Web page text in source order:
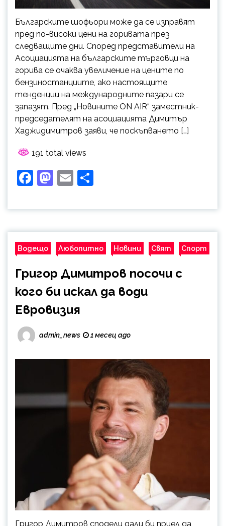
Българските шофьори може да се изправят
пред по-високи цени на горивата през
следващите дни. Според представители на
Асоциацията на българските търговци на
горива се очаква увеличение на цените по
бензиностанциите, ако настоящите
тенденции на международните пазари се
запазят. Пред „Новините ON AIR“ заместник-
председателят на асоциацията Димитър
Хаджидимитров заяви, че поскъпването […]
191 total views
Facebook
Mastodon
Email
Водещо Любопитно Новини Свят Спорт
Григор Димитров посочи с
кого би искал да води
Евровизия
admin_news 1 месец ago
Григор Димитров сподели дали би приел да